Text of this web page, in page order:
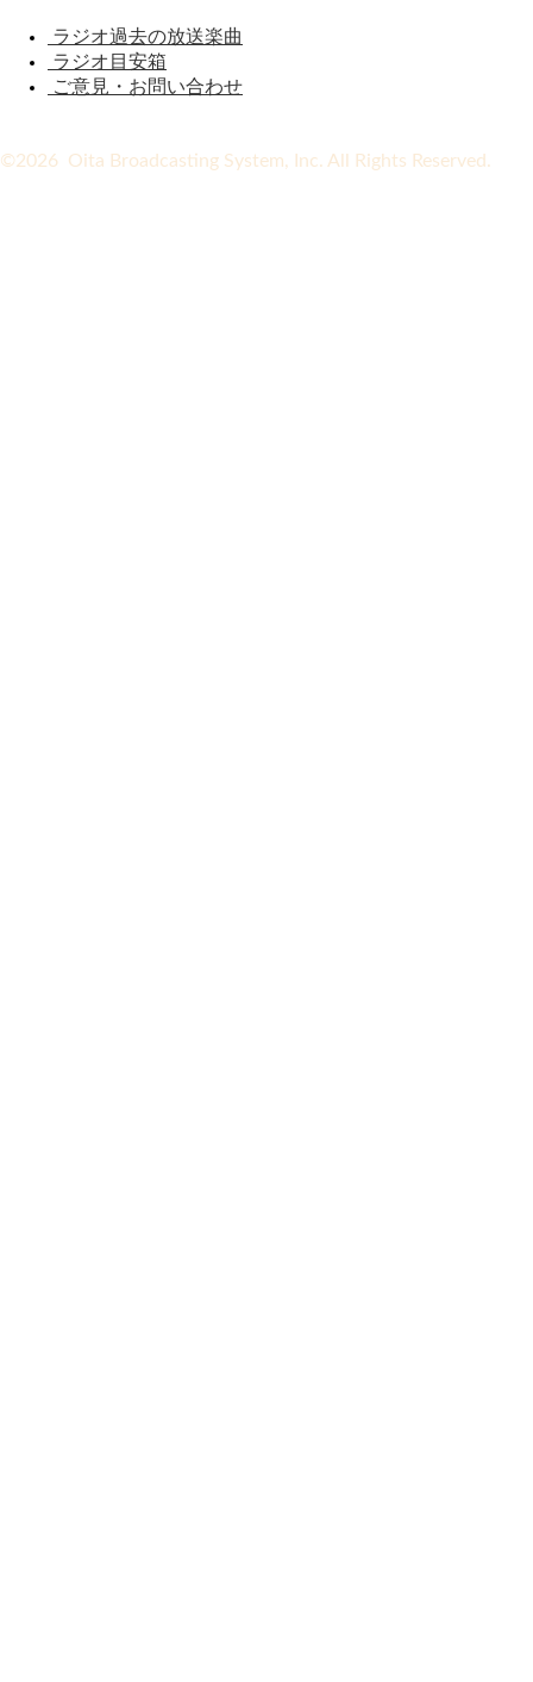
ラジオ過去の放送楽曲
ラジオ目安箱
ご意見・お問い合わせ
©2026 Oita Broadcasting System, Inc. All Rights Reserved.